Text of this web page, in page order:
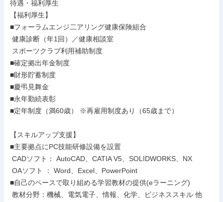
待遇・福利厚生
【福利厚生】
■フォーラムエンジ二アリング健康保険組合
■確定拠出年金制度
■財形貯蓄制度
■慶弔見舞金
■永年勤続表彰
■定年制度（満60歳） ※再雇用制度あり（65歳まで）
【スキルアップ支援】
■主要拠点にPC技能研修設備を設置
■自己のペースで取り組める学習教材の提供(eラーニング)